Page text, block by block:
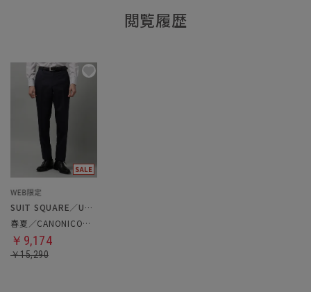
閲覧履歴
SUIT SQUARE／UNIVERSAL LANGUAGE
春夏／CANONICO／テーパードパンツ
￥9,174
￥15,290